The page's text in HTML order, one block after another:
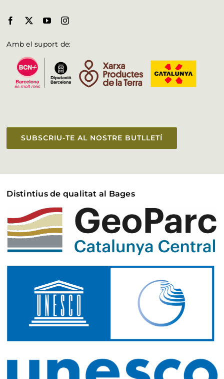
Amb el suport de:
SUBSCRIU-TE AL NOSTRE BUTLLETÍ
Distintius de qualitat al Bages